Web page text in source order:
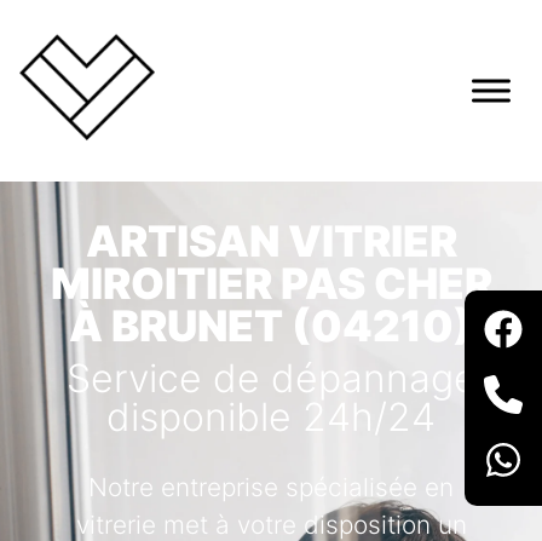
ARTISAN VITRIER
MIROITIER PAS CHER
À BRUNET (04210)
Service de dépannage
disponible 24h/24
Notre entreprise spécialisée en
vitrerie met à votre disposition un